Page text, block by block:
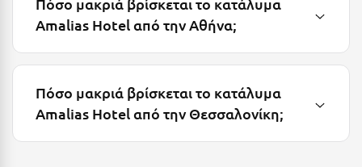
Μεθώνη
Μεσολόγγι
Μεσσηνία
Μετέωρα
Μέτσοβο
Πόσο μακριά βρίσκεται το κατάλυμα
Amalias Hotel από την Αθήνα;
Πόσο μακριά βρίσκεται το κατάλυμα
Amalias Hotel από την Θεσσαλονίκη;